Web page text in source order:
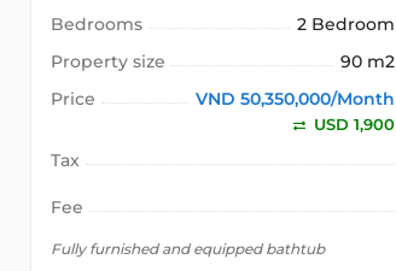
Bedrooms
2 Bedroom
Property size
90 m2
Price
VND 50,350,000/Month
USD 1,900
Tax
Fee
Fully furnished and equipped bathtub